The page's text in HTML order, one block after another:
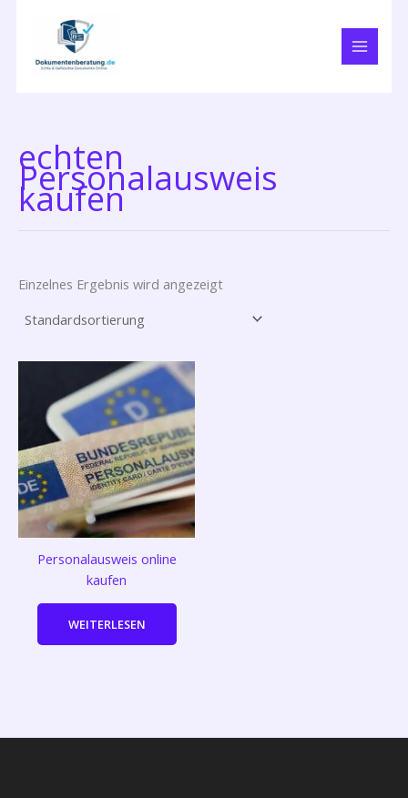
echten
Personalausweis
kaufen
Einzelnes Ergebnis wird angezeigt
Personalausweis online
kaufen
WEITERLESEN